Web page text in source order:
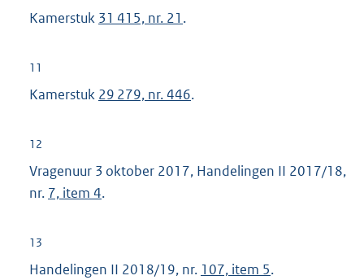
Kamerstuk 31 415, nr. 21 .
11
Kamerstuk 29 279, nr. 446.
12
Vragenuur 3 oktober 2017, Handelingen II 2017/18,
nr. 7, item 4.
13
Handelingen II 2018/19, nr. 107, item 5.